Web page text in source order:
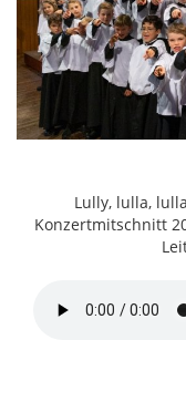
Lully, lulla,
Konzertmitschnitt